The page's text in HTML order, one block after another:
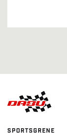
SPORTSGRENE